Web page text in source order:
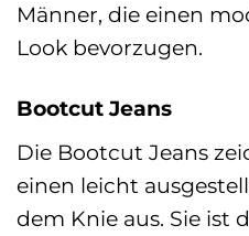
Männer, die einen
Look bevorzugen.
Bootcut Jeans
Die Bootcut Jeans
einen leicht
dem Knie aus. Sie ist